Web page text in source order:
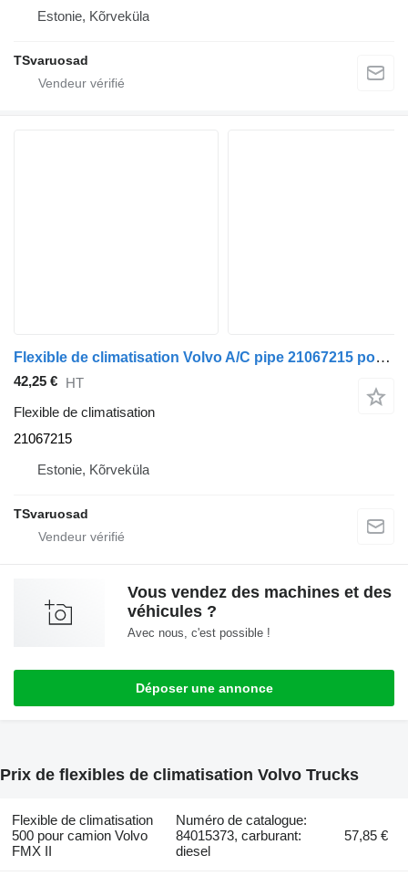
Estonie, Kõrveküla
TSvaruosad
Flexible de climatisation Volvo A/C pipe 21067215 pour tracteur routier Volvo FH13
42,25 € HT
Flexible de climatisation
21067215
Estonie, Kõrveküla
TSvaruosad
Vous vendez des machines et des
véhicules ?
Avec nous, c'est possible !
Déposer une annonce
Prix de flexibles de climatisation Volvo Trucks
Flexible de climatisation
500 pour camion Volvo
FMX II
Numéro de catalogue:
84015373, carburant:
diesel
57,85 €